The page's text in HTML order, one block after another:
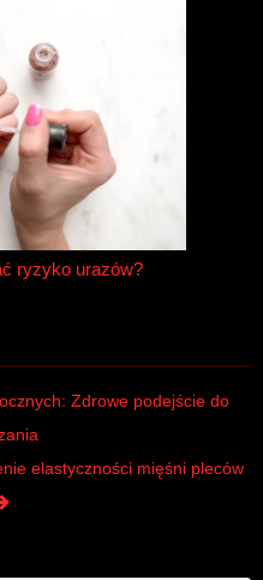
ryzyko urazów?
Zdrowe podejście do
elastyczności mięśni pleców